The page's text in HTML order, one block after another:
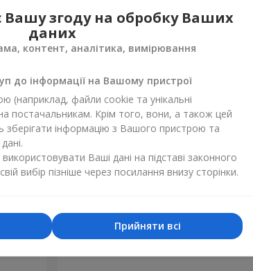
2 324 грн Замовити
Вашу згоду на обробку Ваших
даних
контент, аналітика, вимірювання
до інформації на Вашому пристрої
(наприклад, файли cookie та унікальні
постачальникам. Крім того, вони, а також цей
зберігати інформацію з Вашого пристрою та
Ваші дані на підставі законного
вибір пізніше через посилання внизу сторінки.
Прийняти всі